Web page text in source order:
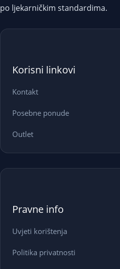
po ljekarničkim standardima.
Korisni linkovi
Kontakt
Posebne ponude
Outlet
Pravne info
Uvjeti korištenja
Politika privatnosti